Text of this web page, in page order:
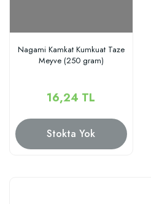
Nagami Kamkat Kumkuat Taze
Meyve (250 gram)
16,24 TL
Stokta Yok